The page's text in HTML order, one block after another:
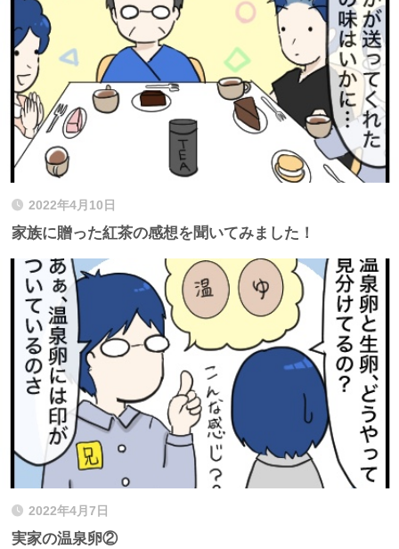
2022年4月10日
家族に贈った紅茶の感想を聞いてみました！
2022年4月7日
実家の温泉卵②